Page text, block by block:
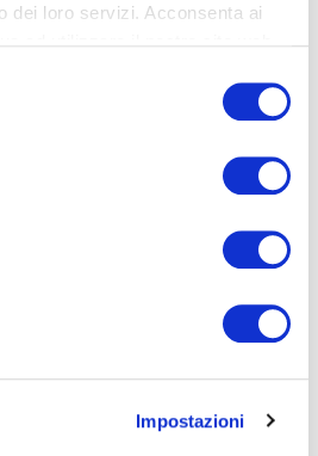
dei loro servizi. Acconsenta ai
Impostazioni